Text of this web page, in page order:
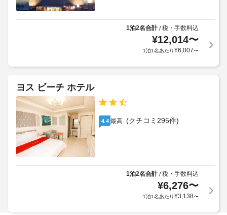
1泊2名合計/税・手数料込
¥12,014〜
1泊1名あたり¥6,007〜
ヨス ビーチ ホテル
4.4 最高 (クチコミ295件)
1泊2名合計/税・手数料込
¥6,276〜
1泊1名あたり¥3,138〜